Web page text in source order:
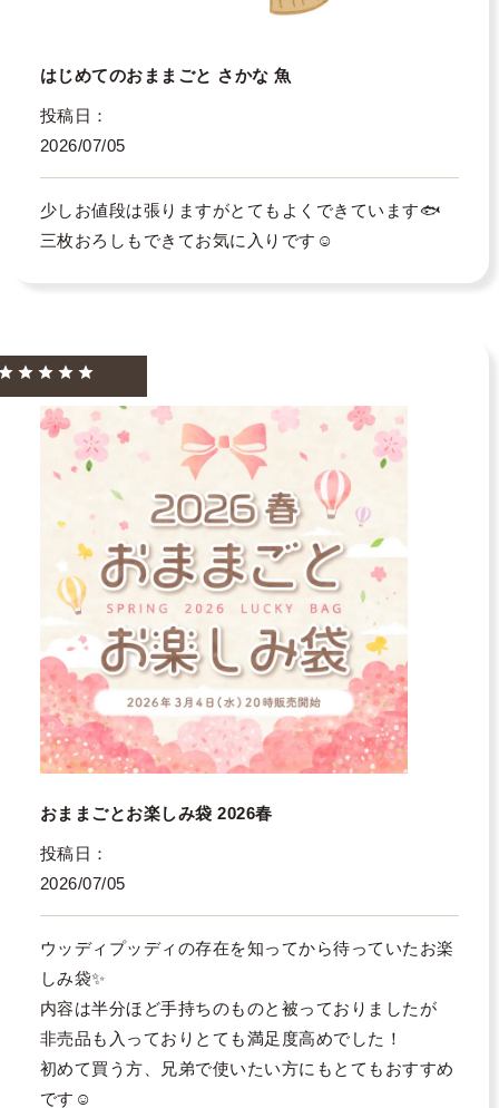
はじめてのおままごと さかな 魚
投稿日
2026/07/05
少しお値段は張りますがとてもよくできています🐟
三枚おろしもできてお気に入りです☺️
おままごとお楽しみ袋 2026春
投稿日
2026/07/05
ウッディプッディの存在を知ってから待っていたお楽
しみ袋✨
内容は半分ほど手持ちのものと被っておりましたが
非売品も入っておりとても満足度高めでした！
初めて買う方、兄弟で使いたい方にもとてもおすすめ
です☺️